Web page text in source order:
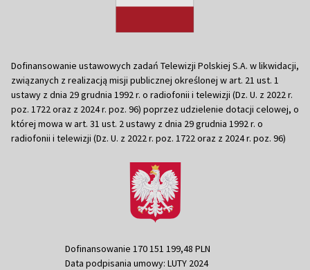
Dofinansowanie ustawowych zadań Telewizji Polskiej S.A. w likwidacji,
związanych z realizacją misji publicznej określonej w art. 21 ust. 1
ustawy z dnia 29 grudnia 1992 r. o radiofonii i telewizji (Dz. U. z 2022 r.
poz. 1722 oraz z 2024 r. poz. 96) poprzez udzielenie dotacji celowej, o
której mowa w art. 31 ust. 2 ustawy z dnia 29 grudnia 1992 r. o
radiofonii i telewizji (Dz. U. z 2022 r. poz. 1722 oraz z 2024 r. poz. 96)
Dofinansowanie 170 151 199,48 PLN
Data podpisania umowy: LUTY 2024